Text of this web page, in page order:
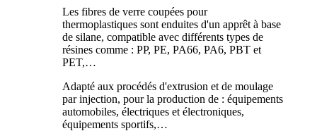
Les fibres de verre coupées pour
thermoplastiques sont enduites d'un apprêt à base
de silane, compatible avec différents types de
résines comme : PP, PE, PA66, PA6, PBT et
PET,…
Adapté aux procédés d'extrusion et de moulage
par injection, pour la production de : équipements
automobiles, électriques et électroniques,
équipements sportifs,…